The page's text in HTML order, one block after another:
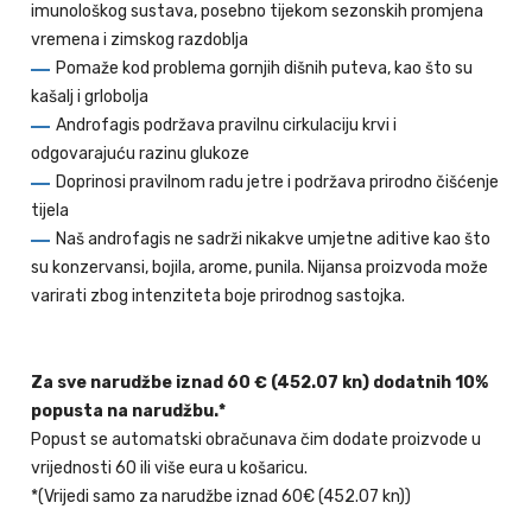
imunološkog sustava, posebno tijekom sezonskih promjena
vremena i zimskog razdoblja
Pomaže kod problema gornjih dišnih puteva, kao što su
kašalj i grlobolja
Androfagis podržava pravilnu cirkulaciju krvi i
odgovarajuću razinu glukoze
Doprinosi pravilnom radu jetre i podržava prirodno čišćenje
tijela
Naš androfagis ne sadrži nikakve umjetne aditive kao što
su konzervansi, bojila, arome, punila. Nijansa proizvoda može
varirati zbog intenziteta boje prirodnog sastojka.
Za sve narudžbe iznad 60 € (452.07 kn) dodatnih 10%
popusta na narudžbu.*
Popust se automatski obračunava čim dodate proizvode u
vrijednosti 60 ili više eura u košaricu.
*(Vrijedi samo za narudžbe iznad 60€ (452.07 kn))